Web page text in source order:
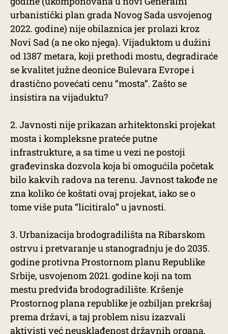
urbanistički plan grada Novog Sada usvojenog
2022. godine) nije obilaznica jer prolazi kroz
Novi Sad (a ne oko njega). Vijaduktom u dužini
od 1387 metara, koji prethodi mostu, degradiraće
se kvalitet južne deonice Bulevara Evrope i
drastično povećati cenu “mosta”. Zašto se
insistira na vijaduktu?
2. Javnosti nije prikazan arhitektonski projekat
mosta i kompleksne prateće putne
infrastrukture, a sa time u vezi ne postoji
građevinska dozvola koja bi omogućila početak
bilo kakvih radova na terenu. Javnost takođe ne
zna koliko će koštati ovaj projekat, iako se o
tome više puta “licitiralo” u javnosti.
3. Urbanizacija brodogradilišta na Ribarskom
ostrvu i pretvaranje u stanogradnju je do 2035.
godine protivna Prostornom planu Republike
Srbije, usvojenom 2021. godine koji na tom
mestu predviđa brodogradilište. Kršenje
Prostornog plana republike je ozbiljan prekršaj
prema državi, a taj problem nisu izazvali
aktivisti već neusklađenost državnih organa.